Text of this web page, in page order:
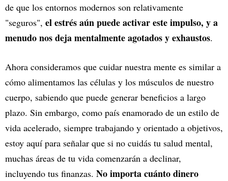
de que los entornos modernos son relativamente
"seguros", el estrés aún puede activar este impulso, y a
menudo nos deja mentalmente agotados y exhaustos.
Ahora consideramos que cuidar nuestra mente es similar a
cómo alimentamos las células y los músculos de nuestro
cuerpo, sabiendo que puede generar beneficios a largo
plazo. Sin embargo, como país enamorado de un estilo de
vida acelerado, siempre trabajando y orientado a objetivos,
estoy aquí para señalar que si no cuidás tu salud mental,
muchas áreas de tu vida comenzarán a declinar,
incluyendo tus finanzas. No importa cuánto dinero